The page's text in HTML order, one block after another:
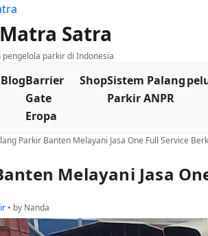
Satra
parkir di Indonesia
BlogBarrier
Gate
Eropa
ShopSistem Palang
Parkir ANPR
Parkir Banten Melayani Jasa One Full Service
Melayani Jasa
• by Nanda